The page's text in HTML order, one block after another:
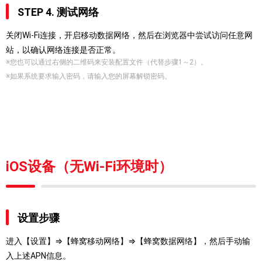
STEP 4. 测试网络
关闭Wi-Fi连接，开启移动数据网络，然后在浏览器中尝试访问任意网
站，以确认网络连接是否正常。
※您也可以通过右侧的二维码来安装配置文件（代替步骤1～2）。
※如果系统要求输入密码，请输入您的屏幕解锁密码。
iOS设备（无Wi-Fi环境时）
设置步骤
进入【设置】⇒【蜂窝移动网络】⇒【蜂窝数据网络】，然后手动输
入上述APN信息。